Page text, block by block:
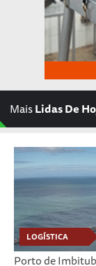
MaisLidas De
LOGÍSTICA
Porto de